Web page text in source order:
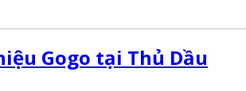
Gogo tại Thủ Dầu